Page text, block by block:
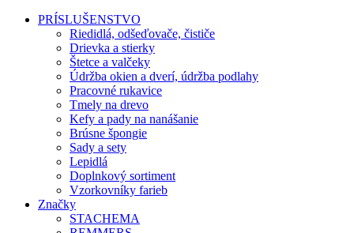
PRÍSLUŠENSTVO
Riedidlá, odšeďovače, čističe
Drievka a stierky
Štetce a valčeky
Údržba okien a dverí, údržba podlahy
Pracovné rukavice
Tmely na drevo
Kefy a pady na nanášanie
Brúsne špongie
Sady a sety
Lepidlá
Doplnkový sortiment
Vzorkovníky farieb
Značky
STACHEMA